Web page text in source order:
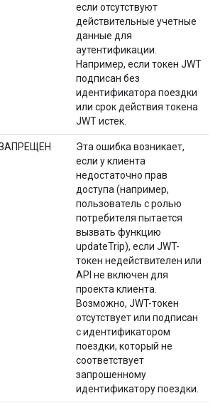
если отсутствуют
действительные учетные
данные для
аутентификации.
Например, если токен JWT
подписан без
идентификатора поездки
или срок действия токена
JWT истек.
Эта ошибка возникает,
если у клиента
недостаточно прав
доступа (например,
пользователь с ролью
потребителя пытается
вызвать функцию
updateTrip), если JWT-
токен недействителен или
API не включен для
проекта клиента.
Возможно, JWT-токен
отсутствует или подписан
с идентификатором
поездки, который не
соответствует
запрошенному
идентификатору поездки.